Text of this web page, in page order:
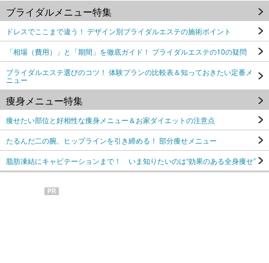
ブライダルメニュー特集
ドレスでここまで違う！ デザイン別ブライダルエステの施術ポイント
「相場（費用）」と「期間」を徹底ガイド！ ブライダルエステの10の疑問
ブライダルエステ選びのコツ！ 体験プランの比較表＆知っておきたい定番メ
ニュー
痩身メニュー特集
痩せたい部位と好相性な痩身メニュー＆お家ダイエットの注意点
たるんだ二の腕、ヒップラインを引き締める！ 部分痩せメニュー
脂肪凍結にキャビテーションまで！ いま知りたいのは“効果のある全身痩せ”
PR